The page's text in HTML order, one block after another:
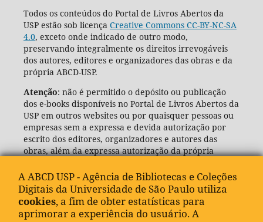
Todos os conteúdos do Portal de Livros Abertos da
USP estão sob licença Creative Commons CC-BY-NC-SA
4.0, exceto onde indicado de outro modo,
preservando integralmente os direitos irrevogáveis
dos autores, editores e organizadores das obras e da
própria ABCD-USP.
Atenção: não é permitido o depósito ou publicação
dos e-books disponíveis no Portal de Livros Abertos da
USP em outros websites ou por quaisquer pessoas ou
empresas sem a expressa e devida autorização por
escrito dos editores, organizadores e autores das
obras, além da expressa autorização da própria
(ABCD-USP).
A ABCD USP - Agência de Bibliotecas e Coleções
Digitais da Universidade de São Paulo utiliza
cookies, a fim de obter estatísticas para
aprimorar a experiência do usuário. A